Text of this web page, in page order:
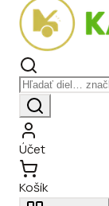
Účet
Košík